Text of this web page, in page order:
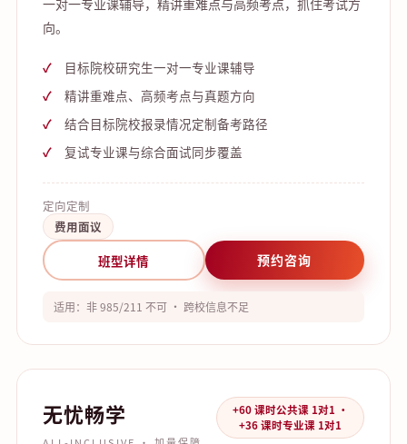
一对一专业课辅导，精讲重难点与高频考点，抓住考试方
向。
目标院校研究生一对一专业课辅导
精讲重难点、高频考点与真题方向
结合目标院校报录情况定制备考路径
复试专业课与综合面试同步覆盖
定向定制
费用面议
班型详情 预约咨询
适用：非 985/211 不可 · 跨校信息不足
无忧畅学
+60 课时公共课 1对1 ·
+36 课时专业课 1对1